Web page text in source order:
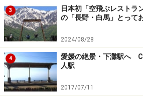
3
日本初「空飛ぶレストラ
の「長野・白馬」とって
2024/08/28
4
愛媛の絶景・下灘駅へ
人駅
2017/07/11